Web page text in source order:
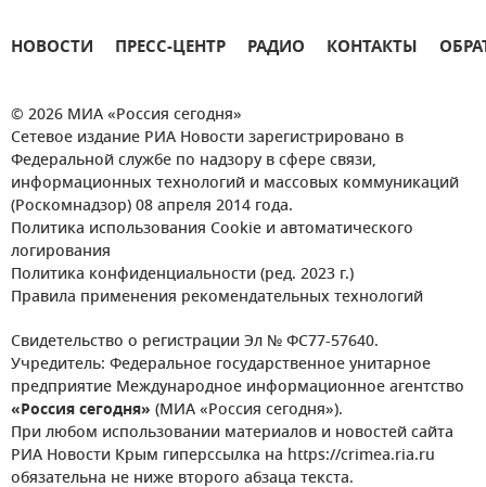
НОВОСТИ ПРЕСС-ЦЕНТР РАДИО КОНТАКТЫ
© 2026 МИА «Россия сегодня»
Сетевое издание РИА Новости зарегистрировано в
Федеральной службе по надзору в сфере связи,
информационных технологий и массовых коммуникаций
(Роскомнадзор) 08 апреля 2014 года.
Политика использования Cookie и автоматического
логирования
Политика конфиденциальности (ред. 2023 г.)
Правила применения рекомендательных технологий
Свидетельство о регистрации Эл № ФС77-57640.
Учредитель: Федеральное государственное унитарное
предприятие Международное информационное агентство
«Россия сегодня» (МИА «Россия сегодня»).
При любом использовании материалов и новостей сайта
РИА Новости Крым гиперссылка на https://crimea.ria.ru
обязательна не ниже второго абзаца текста.